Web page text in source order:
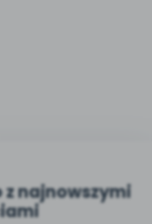
z najnowszymi